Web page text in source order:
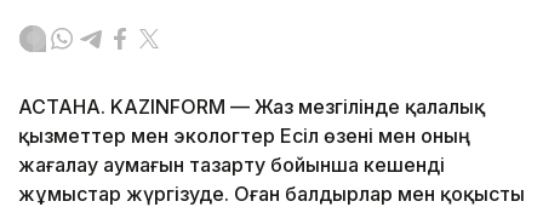
АСТАНА. KAZINFORM — Жаз мезгілінде қалалық
қызметтер мен экологтер Есіл өзені мен оның
жағалау аумағын тазарту бойынша кешенді
жұмыстар жүргізуде. Оған балдырлар мен қоқысты